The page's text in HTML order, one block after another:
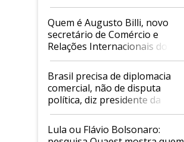
Quem é Augusto Billi, novo
secretário de Comércio e
Relações Internacionais do
Mapa
Brasil precisa de diplomacia
comercial, não de disputa
política, diz presidente da
Faesp
Lula ou Flávio Bolsonaro: